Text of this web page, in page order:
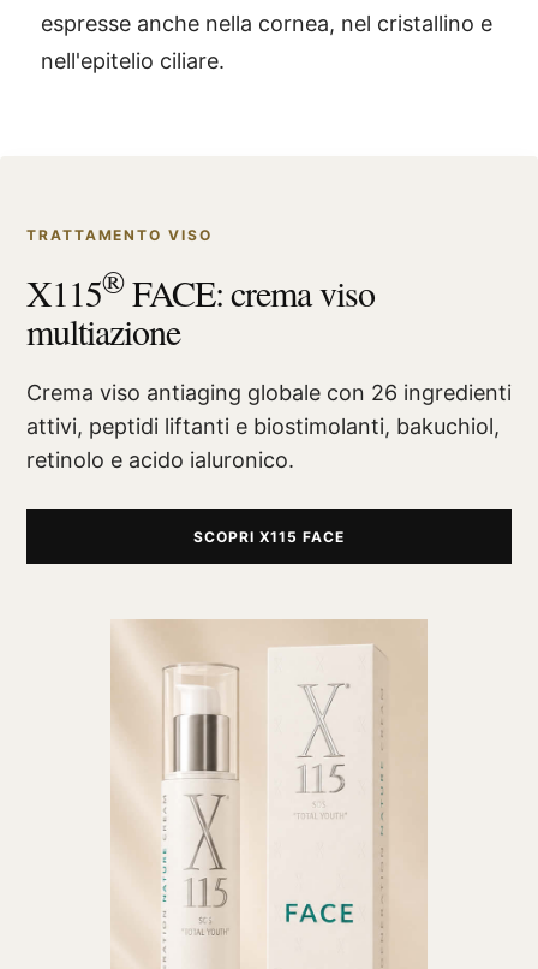
espresse anche nella cornea, nel cristallino e
nell'epitelio ciliare.
TRATTAMENTO VISO
X115®FACE: crema viso
multiazione
Crema viso antiaging globale con 26 ingredienti
attivi, peptidi liftanti e biostimolanti, bakuchiol,
retinolo e acido ialuronico.
SCOPRI X115 FACE